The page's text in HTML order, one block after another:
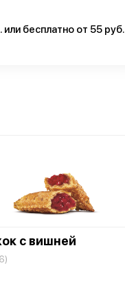
бесплатно от 55 руб.
с вишней